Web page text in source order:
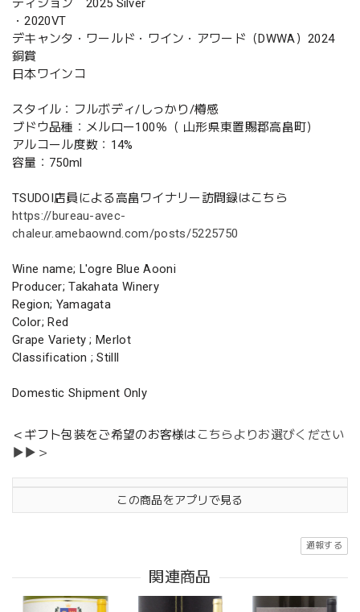
ティション 2025 Silver
・2020VT
デキャンタ・ワールド・ワイン・アワード（DWWA）2024
銅賞
日本ワインコ
スタイル：フルボディ/しっかり/樽感
ブドウ品種：メルロー100％（ 山形県東置賜郡高畠町）
アルコール度数：14%
容量：750ml
TSUDOI店員による高畠ワイナリー訪問録はこちら
https://bureau-avec-
chaleur.amebaownd.com/posts/5225750
Wine name; L'ogre Blue Aooni
Producer; Takahata Winery
Region; Yamagata
Color; Red
Grape Variety ; Merlot
Classification ; Stilll
Domestic Shipment Only
＜ギフト包装をご希望のお客様は こちらよりお選びください
▶▶＞
この商品をアプリで見る
通報する
関連商品